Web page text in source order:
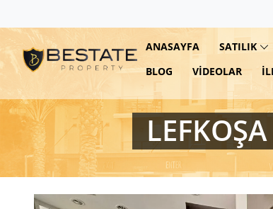
ANASAYFA SATILIK
BLOG
VIDEOLAR